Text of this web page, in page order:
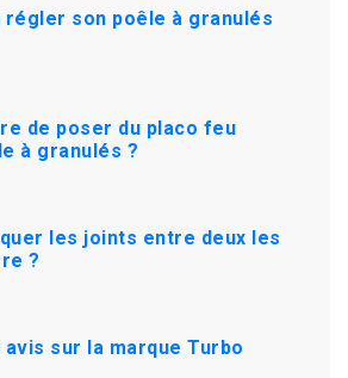
régler son poêle à granulés
de poser du placo feu
à granulés ?
les joints entre deux les
?
sur la marque Turbo